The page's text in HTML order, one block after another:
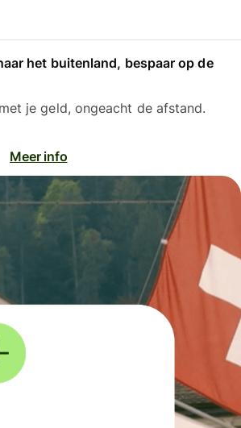
het buitenland, bespaar op de
je geld, ongeacht de afstand.
Meer info